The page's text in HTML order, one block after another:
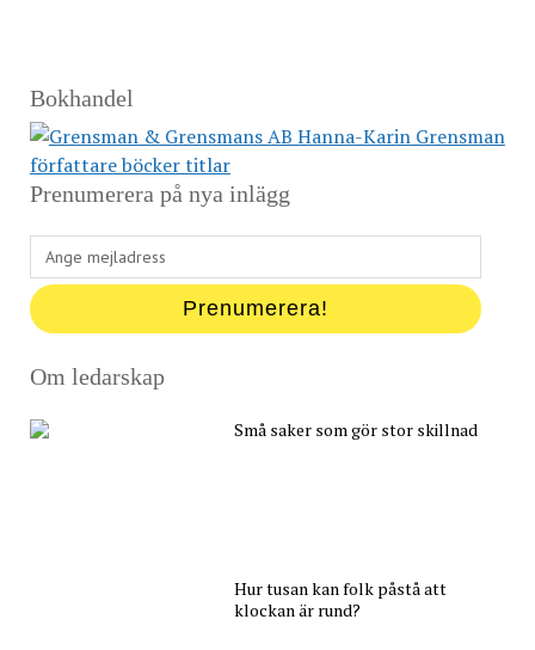
Bokhandel
Prenumerera på nya inlägg
Ange
mejladress
Prenumerera!
Om ledarskap
Små saker som gör stor skillnad
Hur tusan kan folk påstå att
klockan är rund?